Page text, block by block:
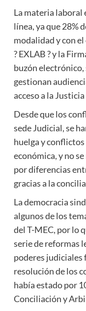
La materia laboral
línea, ya que 28%
modalidad y con
? EXLAB ? y la
buzón electrónico,
gestionan
acceso a la
Desde que los
sede Judicial, se
huelga y
económica, y no
por diferencias
gracias a la
La democracia
algunos de los
del T-MEC, por lo
serie de reformas
poderes judiciales
resolución de los
había estado por
Conciliación y